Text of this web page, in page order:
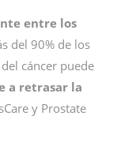
entre los
del 90% de los
cáncer puede
a retrasar la
y Prostate